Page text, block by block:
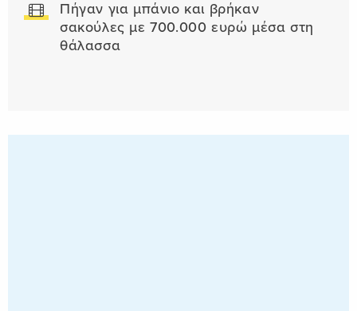
Πήγαν για μπάνιο και βρήκαν
σακούλες με 700.000 ευρώ μέσα στη
θάλασσα